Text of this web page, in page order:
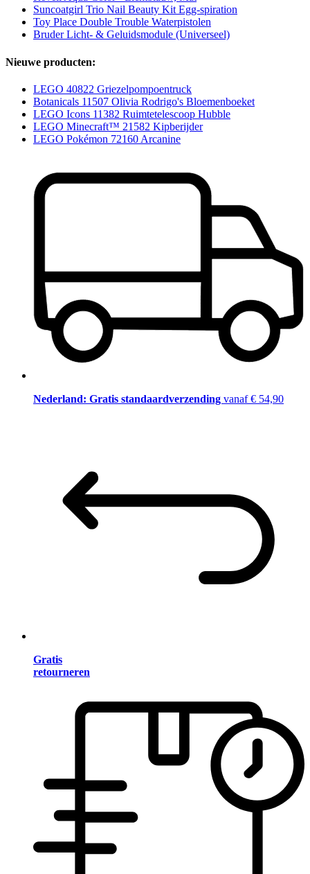
Suncoatgirl Trio Nail Beauty Kit Egg-spiration
Toy Place Double Trouble Waterpistolen
Bruder Licht- & Geluidsmodule (Universeel)
Nieuwe producten:
LEGO 40822 Griezelpompoentruck
Botanicals 11507 Olivia Rodrigo's Bloemenboeket
LEGO Icons 11382 Ruimtetelescoop Hubble
LEGO Minecraft™ 21582 Kipberijder
LEGO Pokémon 72160 Arcanine
Nederland: Gratis standaardverzending vanaf € 54,90
Gratis
retourneren